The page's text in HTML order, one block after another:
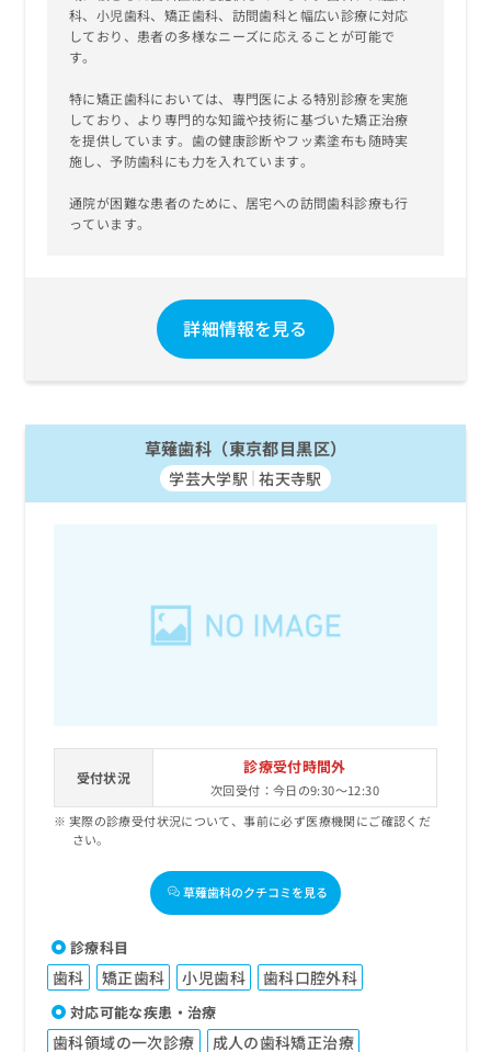
科、小児歯科、矯正歯科、訪問歯科と幅広い診療に対応
しており、患者の多様なニーズに応えることが可能で
す。
特に矯正歯科においては、専門医による特別診療を実施
しており、より専門的な知識や技術に基づいた矯正治療
を提供しています。歯の健康診断やフッ素塗布も随時実
施し、予防歯科にも力を入れています。
通院が困難な患者のために、居宅への訪問歯科診療も行
っています。
詳細情報を見る
草薙歯科（東京都目黒区）
学芸大学駅 祐天寺駅
受付状況
診療受付時間外
次回受付：今日の9:30～12:30
実際の診療受付状況について、事前に必ず医療機関にご確認くだ
さい。
草薙歯科のクチコミを見る
診療科目
歯科 矯正歯科 小児歯科 歯科口腔外科
対応可能な疾患・治療
歯科領域の一次診療
成人の歯科矯正治療